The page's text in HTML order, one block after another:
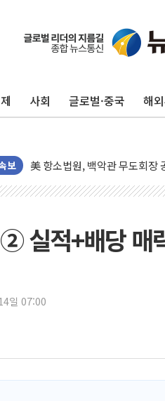
사회 글로벌·중국 해
보
트럼프, 쿡 연준 이사 해임 재
유럽증시, 美 고용 예상 밖
[종합] 이슬람 수니파 3국, '공
트럼프, 백신·자폐증 행정명
이란 핵심 원유 수출항 '하르그
美 고용 쇼크에 엔화 장중 급
뉴욕증시 프리뷰, 美 고용 쇼
[종합] 美 7월 고용 2만3000명
뉴욕증시 개장 전 특징주...
트럼프 "금리 내려야"…파월
특정 정치인 측근 포항시 정책
李 "해남 태양광, 대한민국
李 대통령, '6시간 마라톤 부
실적+배당 매
일 07:00